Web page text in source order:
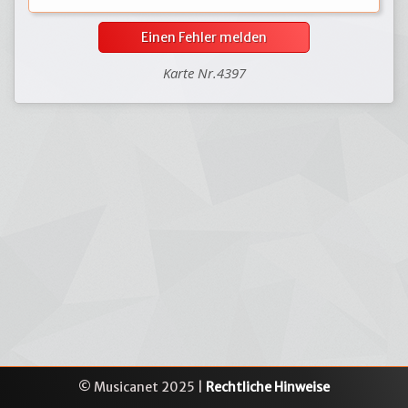
Einen Fehler melden
Karte Nr.4397
© Musicanet 2025 | Rechtliche Hinweise